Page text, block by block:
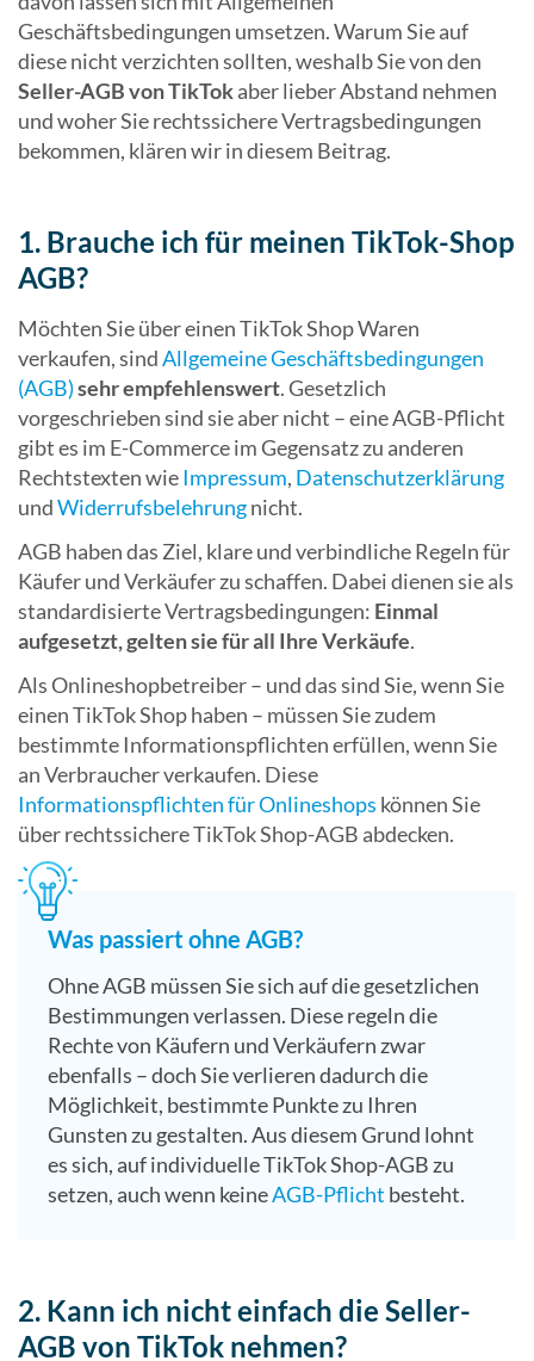
Geschäftsbedingungen umsetzen. Warum Sie auf
diese nicht verzichten sollten, weshalb Sie von den
Seller-AGB von TikTokaber lieber Abstand nehmen
und woher Sie rechtssichere Vertragsbedingungen
bekommen, klären wir in diesem Beitrag.
1. Brauche ich für meinen TikTok-Shop
AGB?
Möchten Sie über einen TikTok Shop Waren
verkaufen, sindAllgemeine Geschäftsbedingungen
(AGB)sehr empfehlenswert. Gesetzlich
vorgeschrieben sind sie aber nicht – eine AGB-Pflicht
gibt es im E-Commerce im Gegensatz zu anderen
Rechtstexten wieImpressum, Datenschutzerklärung
undWiderrufsbelehrungnicht.
AGB haben das Ziel, klare und verbindliche Regeln für
Käufer und Verkäufer zu schaffen. Dabei dienen sie als
standardisierte Vertragsbedingungen: Einmal
aufgesetzt, gelten sie für all Ihre Verkäufe.
Als Onlineshopbetreiber – und das sind Sie, wenn Sie
einen TikTok Shop haben – müssen Sie zudem
bestimmte Informationspflichten erfüllen, wenn Sie
an Verbraucher verkaufen. Diese
Informationspflichten für Onlineshops können Sie
über rechtssichere TikTok Shop-AGB abdecken.
Was passiert ohne AGB?
Ohne AGB müssen Sie sich auf die gesetzlichen
Bestimmungen verlassen. Diese regeln die
Rechte von Käufern und Verkäufern zwar
ebenfalls – doch Sie verlieren dadurch die
Möglichkeit, bestimmte Punkte zu Ihren
Gunsten zu gestalten. Aus diesem Grund lohnt
es sich, auf individuelle TikTok Shop-AGB zu
setzen, auch wenn keineAGB-Pflicht besteht.
2. Kann ich nicht einfach die Seller-
AGB von TikTok nehmen?